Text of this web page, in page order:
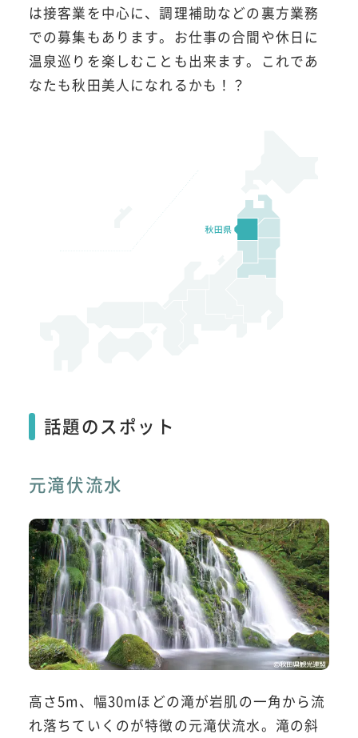
は接客業を中心に、調理補助などの裏方業務
での募集もあります。お仕事の合間や休日に
温泉巡りを楽しむことも出来ます。これであ
なたも秋田美人になれるかも！？
話題のスポット
元滝伏流水
高さ5m、幅30mほどの滝が岩肌の一角から流
れ落ちていくのが特徴の元滝伏流水。滝の斜